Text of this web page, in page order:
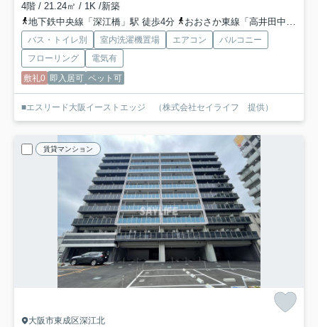
4階 / 21.24㎡ / 1K /新築
地下鉄中央線「深江橋」駅 徒歩4分
おおさか東線「高井田中央」駅 徒歩15分
バス・トイレ別 室内洗濯機置場 エアコン
バルコニー
フローリング
電気有
敷礼0 即入居可 ペット可
■エスリード大阪イーストエッジ （株式会社セイライフ 提供）
賃貸マンション
大阪市東成区深江北